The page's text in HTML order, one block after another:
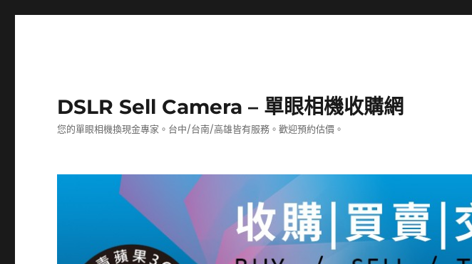
DSLR Sell Camera – 單眼相機收購網
您的單眼相機換現金專家。台中/台南/高雄皆有服務。歡迎預約估價。